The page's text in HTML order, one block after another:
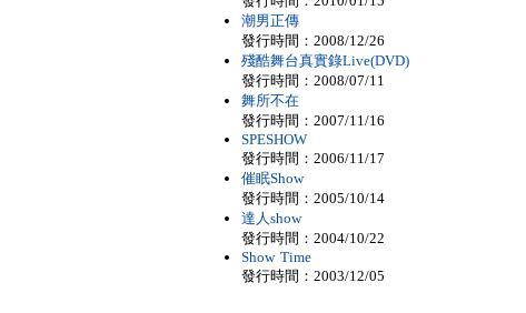
潮男正傳
發行時間：2008/12/26
殘酷舞台真實錄Live(DVD)
發行時間：2008/07/11
舞所不在
發行時間：2007/11/16
SPESHOW
發行時間：2006/11/17
催眠Show
發行時間：2005/10/14
達人show
發行時間：2004/10/22
Show Time
發行時間：2003/12/05